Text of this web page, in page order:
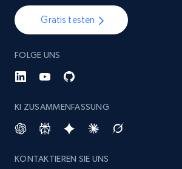
Gratis testen
FOLGE UNS
KI ZUSAMMENFASSUNG
KONTAKTIEREN SIE UNS